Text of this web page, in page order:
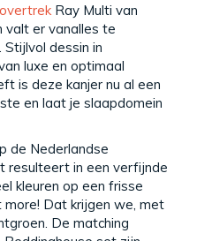
Ray Multi van
valt er vanalles te
Stijlvol dessin in
luxe en optimaal
is deze kanjer nu al een
en laat je slaapdomein
de Nederlandse
resulteert in een verfijnde
kleuren op een frisse
Dat krijgen we, met
De matching